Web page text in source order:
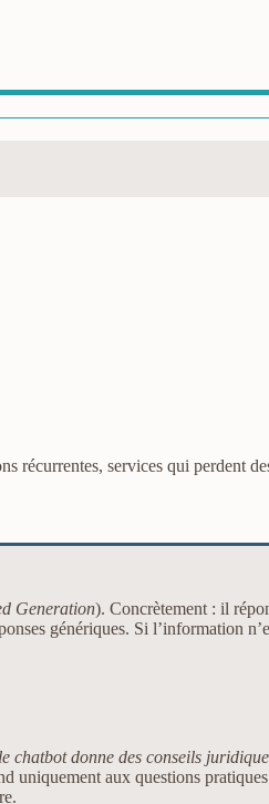
récurrentes, services qui perdent
Generation). Concrètement : il
génériques. Si l’information
chatbot donne des conseils
aux questions